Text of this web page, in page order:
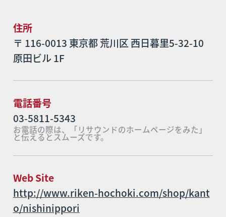
住所
〒 116-0013 東京都 荒川区 西日暮里5-32-10
原田ビル 1F
電話番号
03-5811-5343
お電話の際は、「リサウンドのホームページをみた」
と伝えるとスムーズです。
Web Site
http://www.riken-hochoki.com/shop/kant
o/nishinippori